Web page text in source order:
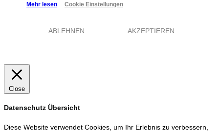
Mehr lesen Cookie Einstellungen
ABLEHNEN AKZEPTIEREN
Close
Datenschutz Übersicht
Diese Website verwendet Cookies, um Ihr Erlebnis zu verbessern,